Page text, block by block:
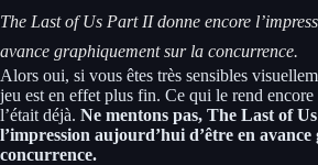
The Last of Us Part II donne encore
avance graphiquement sur la concurrence.
Alors oui, si vous êtes très sensibles
jeu est en effet plus fin. Ce qui le rend encore
l’était déjà. Ne mentons pas, The Last of
l’impression aujourd’hui d’être en
concurrence.